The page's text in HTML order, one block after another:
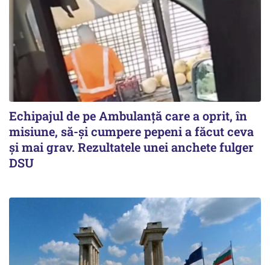
Echipajul de pe Ambulanță care a oprit, în
misiune, să-și cumpere pepeni a făcut ceva
și mai grav. Rezultatele unei anchete fulger
DSU